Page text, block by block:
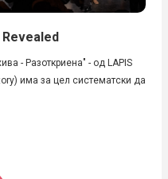
- Разоткриена" - од LAPIS
има за цел систематски да